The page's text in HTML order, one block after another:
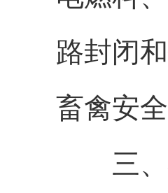
路封闭
畜禽安全
三